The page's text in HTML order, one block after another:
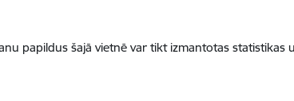
papildus šajā vietnē var tikt izmantotas statistikas